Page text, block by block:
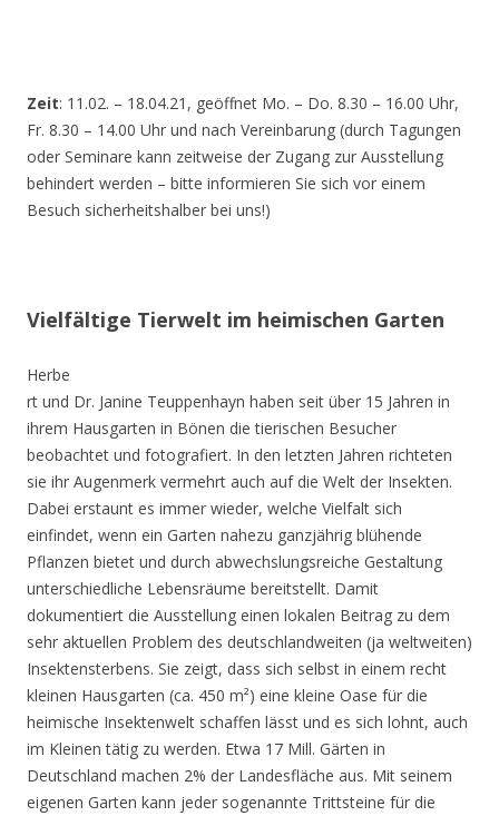
Zeit: 11.02. – 18.04.21, geöffnet Mo. – Do. 8.30 – 16.00 Uhr,
Fr. 8.30 – 14.00 Uhr und nach Vereinbarung (durch Tagungen
oder Seminare kann zeitweise der Zugang zur Ausstellung
behindert werden – bitte informieren Sie sich vor einem
Besuch sicherheitshalber bei uns!)
Vielfältige Tierwelt im heimischen Garten
Herbe
rt und Dr. Janine Teuppenhayn haben seit über 15 Jahren in
ihrem Hausgarten in Bönen die tierischen Besucher
beobachtet und fotografiert. In den letzten Jahren richteten
sie ihr Augenmerk vermehrt auch auf die Welt der Insekten.
Dabei erstaunt es immer wieder, welche Vielfalt sich
einfindet, wenn ein Garten nahezu ganzjährig blühende
Pflanzen bietet und durch abwechslungsreiche Gestaltung
unterschiedliche Lebensräume bereitstellt. Damit
dokumentiert die Ausstellung einen lokalen Beitrag zu dem
sehr aktuellen Problem des deutschlandweiten (ja weltweiten)
Insektensterbens. Sie zeigt, dass sich selbst in einem recht
kleinen Hausgarten (ca. 450 m²) eine kleine Oase für die
heimische Insektenwelt schaffen lässt und es sich lohnt, auch
im Kleinen tätig zu werden. Etwa 17 Mill. Gärten in
Deutschland machen 2% der Landesfläche aus. Mit seinem
eigenen Garten kann jeder sogenannte Trittsteine für die